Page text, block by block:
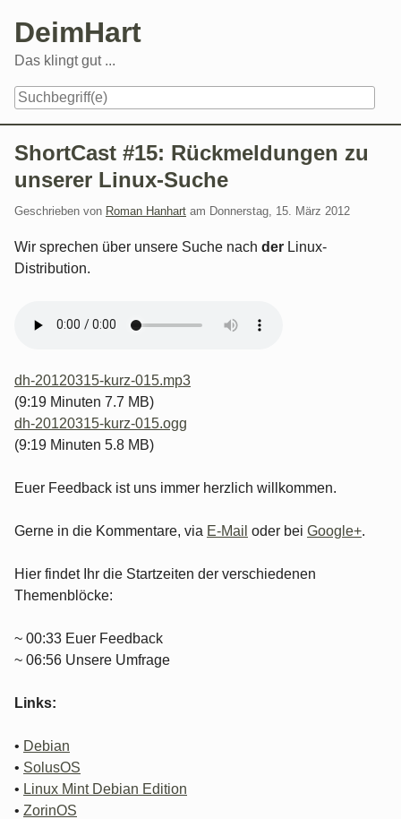
content
DeimHart
Das klingt gut ...
ShortCast #15: Rückmeldungen zu
unserer Linux-Suche
Geschrieben von Roman Hanhart am Donnerstag, 15. März 2012
Wir sprechen über unsere Suche nach der Linux-
Distribution.
dh-20120315-kurz-015.mp3
(9:19 Minuten 7.7 MB)
dh-20120315-kurz-015.ogg
(9:19 Minuten 5.8 MB)
Euer Feedback ist uns immer herzlich willkommen.
Gerne in die Kommentare, via E-Mail oder bei Google+.
Hier findet Ihr die Startzeiten der verschiedenen
Themenblöcke:
~ 00:33 Euer Feedback
~ 06:56 Unsere Umfrage
Links:
• Debian
• SolusOS
• Linux Mint Debian Edition
• ZorinOS